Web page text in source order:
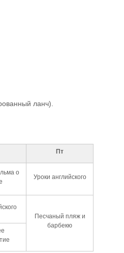
ланч).
Пт
о
Уроки английского
Песчаный пляж и
барбекю